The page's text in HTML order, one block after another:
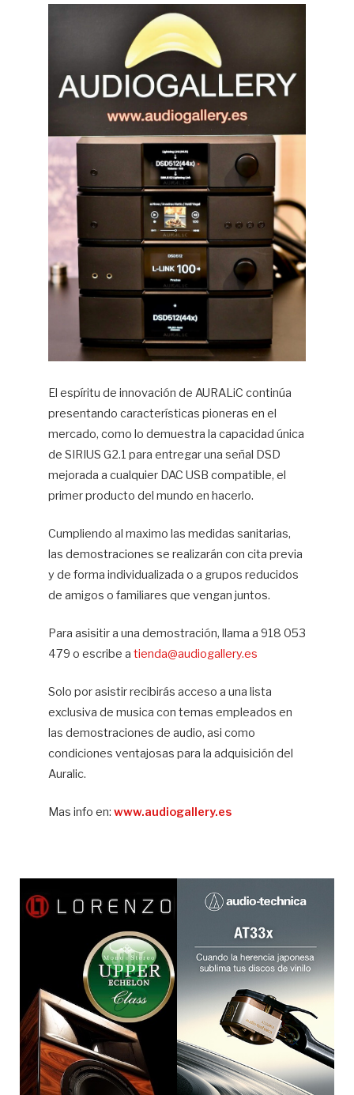
El espíritu de innovación de AURALiC continúa
presentando características pioneras en el
mercado, como lo demuestra la capacidad única
de SIRIUS G2.1 para entregar una señal DSD
mejorada a cualquier DAC USB compatible, el
primer producto del mundo en hacerlo.
Cumpliendo al maximo las medidas sanitarias,
las demostraciones se realizarán con cita previa
y de forma individualizada o a grupos reducidos
de amigos o familiares que vengan juntos.
Para asisitir a una demostración, llama a 918 053
479 o escribe a tienda@audiogallery.es
Solo por asistir recibirás acceso a una lista
exclusiva de musica con temas empleados en
las demostraciones de audio, asi como
condiciones ventajosas para la adquisición del
Auralic.
Mas info en: www.audiogallery.es